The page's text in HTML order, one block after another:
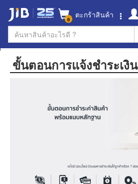
0 ตะกร้าสินค้า
ขั้นตอนการแจ้งชำระเงิน